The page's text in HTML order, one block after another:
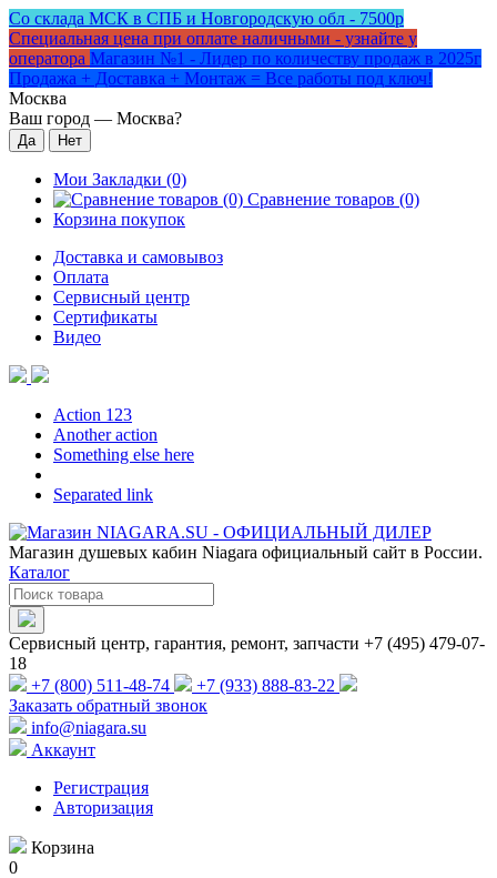
Со склада МСК в СПБ и Новгородскую обл - 7500р
Специальная цена при оплате наличными - узнайте у
оператора Магазин №1 - Лидер по количеству продаж в 2025г
Продажа + Доставка + Монтаж = Все работы под ключ!
Москва
Ваш город — Москва?
Мои Закладки (0)
Сравнение товаров (0)
Корзина покупок
Доставка и самовывоз
Оплата
Сервисный центр
Сертификаты
Видео
Action 123
Another action
Something else here
Separated link
Магазин душевых кабин Niagara официальный сайт в России.
Каталог
Сервисный центр, гарантия, ремонт, запчасти +7 (495) 479-07-
18
+7 (800) 511-48-74
+7 (933) 888-83-22
Заказать обратный звонок
info@niagara.su
Аккаунт
Регистрация
Авторизация
Корзина
0